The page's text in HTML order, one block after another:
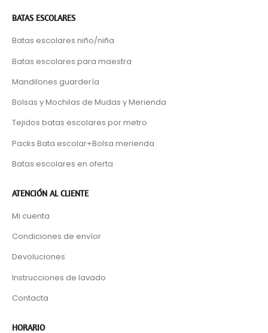
BATAS ESCOLARES
Batas escolares niño/niña
Batas escolares para maestra
Mandilones guardería
Bolsas y Mochilas de Mudas y Merienda
Tejidos batas escolares por metro
Packs Bata escolar+Bolsa merienda
Batas escolares en oferta
ATENCIÓN AL CLIENTE
Mi cuenta
Condiciones de envíor
Devoluciones
Instrucciones de lavado
Contacta
HORARIO